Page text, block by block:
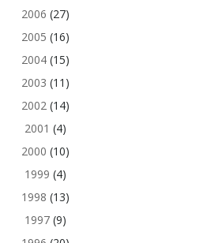
2006 (27)
2005 (16)
2004(15)
2003 (11)
2002(14)
2001 (4)
2000 (10)
1999 (4)
1998 (13)
1997(9)